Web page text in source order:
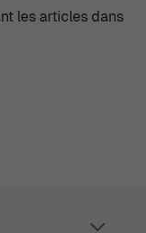
les articles dans